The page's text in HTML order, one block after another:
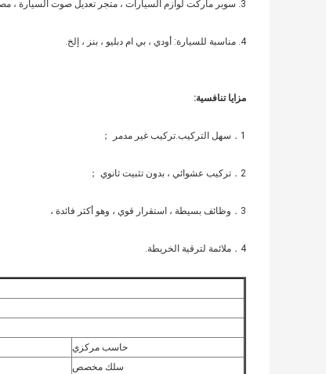
3. سوبر ماركت لوازم السيارات ، متجر تعديل صوت السيارة ، مصنع خدمة السيارات ؛
4. مناسبة للسيارة: أودي ، بي ام دبليو ، بنز ، إلخ.
مزايا تنافسية:
1．سهل التركيب.تركيب غير مدمر ；
2．تركيب عشوائي ، بدون تثبيت ثانوي ；
3．وظائف بسيطة ، استقرار قوي ، وهو أكثر فائدة ،
4．ملائمة لترقية الخريطة.
حاسب مركزي
سلك مخصص